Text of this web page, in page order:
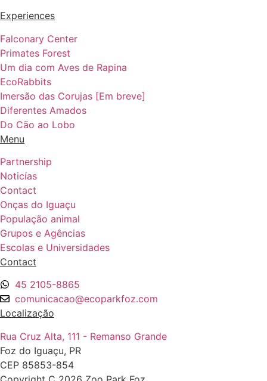
Experiences
Falconary Center
Primates Forest
Um dia com Aves de Rapina
EcoRabbits
Imersão das Corujas [Em breve]
Diferentes Amados
Do Cão ao Lobo
Menu
Partnership
Noticías
Contact
Onças do Iguaçu
População animal
Grupos e Agências
Escolas e Universidades
Contact
45 2105-8865
comunicacao@ecoparkfoz.com
Localização
Rua Cruz Alta, 111 - Remanso Grande
Foz do Iguaçu, PR
CEP 85853-854